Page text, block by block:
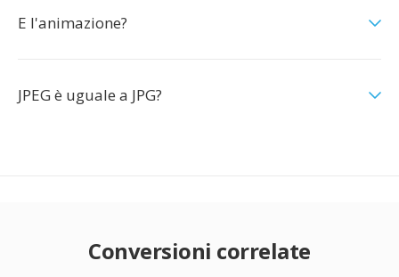
E l'animazione?
JPEG è uguale a JPG?
Conversioni correlate